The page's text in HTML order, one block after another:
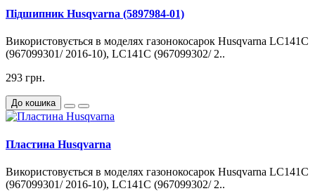
Підшипник Husqvarna (5897984-01)
Використовується в моделях газонокосарок Husqvarna LC141C
(967099301/ 2016-10), LC141C (967099302/ 2..
293 грн.
До кошика
Пластина Husqvarna
Використовується в моделях газонокосарок Husqvarna LC141C
(967099301/ 2016-10), LC141C (967099302/ 2..